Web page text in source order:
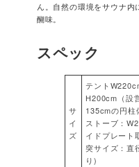
ん。自然の環境をサウナ内
醐味。
スペック
サ
イ
ズ
テント
H200cm（設
135cmの円柱
ストーブ：
イドプレー
突サイズ：直
り)